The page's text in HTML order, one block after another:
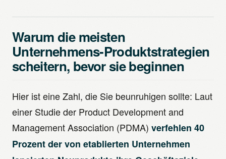
Warum die meisten
Unternehmens-Produktstrategien
scheitern, bevor sie beginnen
Hier ist eine Zahl, die Sie beunruhigen sollte: Laut
einer Studie der Product Development and
Management Association (PDMA) verfehlen 40
Prozent der von etablierten Unternehmen